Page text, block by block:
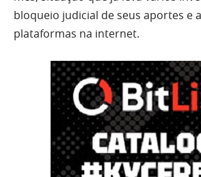
bloqueio judicial de seus aportes e
plataformas na internet.